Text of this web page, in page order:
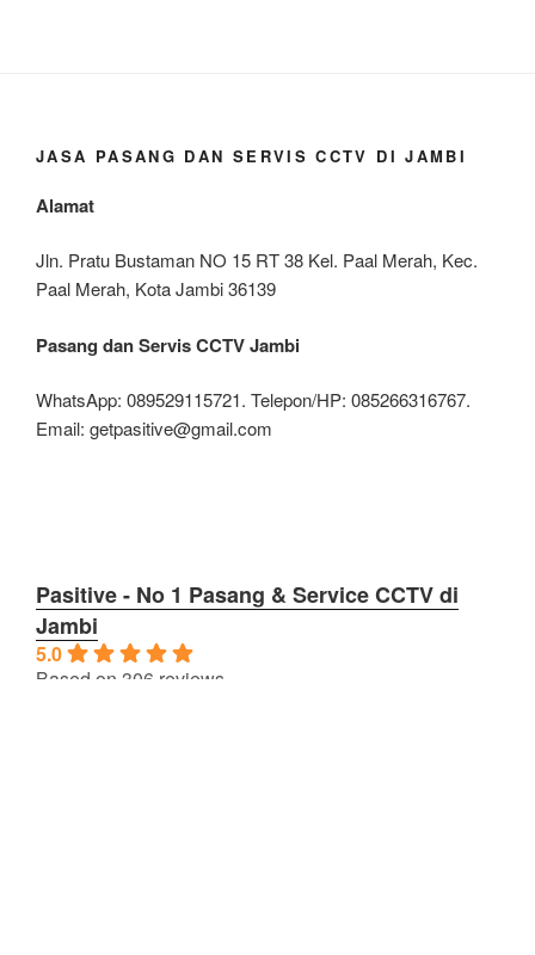
JASA PASANG DAN SERVIS CCTV DI JAMBI
Alamat
Jln. Pratu Bustaman NO 15 RT 38 Kel. Paal Merah, Kec.
Paal Merah, Kota Jambi 36139
Pasang dan Servis CCTV Jambi
WhatsApp: 089529115721. Telepon/HP: 085266316767.
Email: getpasitive@gmail.com
Pasitive - No 1 Pasang & Service CCTV di
Jambi
5.0
Based on 306 reviews